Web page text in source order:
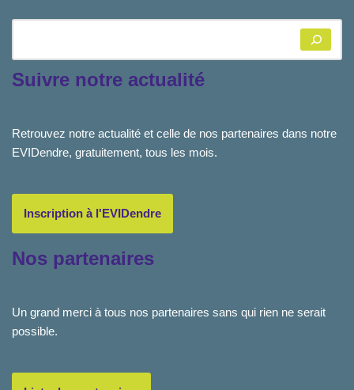
Suivre notre actualité
Retrouvez notre actualité et celle de nos partenaires dans notre
EVIDendre, gratuitement, tous les mois.
Inscription à l'EVIDendre
Nos partenaires
Un grand merci à tous nos partenaires sans qui rien ne serait
possible.